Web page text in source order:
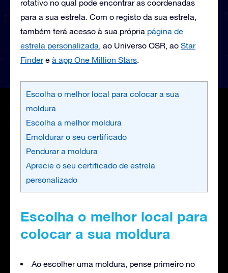
rotativo no qual pode encontrar as coordenadas
para a sua estrela. Com o registo da sua estrela,
também terá acesso à sua própria página de
estrela personalizada, ao Universo OSR, ao Star
Findere à app One Million Stars.
Escolha o melhor local para colocar a sua
moldura
Escolha a melhor moldura
Emoldurar o seu certificado
Pendurar a moldura
Aprecie o seu certificado de estrela
personalizado
Escolha o melhor local para
colocar a sua moldura
Ao escolher uma moldura, pense primeiro no